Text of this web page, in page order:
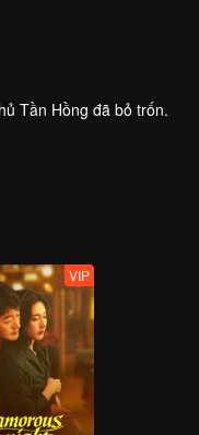
Tần Hồng đã bỏ trốn.
được thi thể.
nhưng, việc thi thể biến mất
VIP